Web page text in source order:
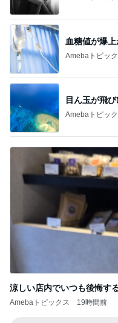
血糖値が爆
Amebaトピッ
目ん玉が飛
Amebaトピッ
涼しい店内でいつも後悔す
Amebaトピックス 19時間前